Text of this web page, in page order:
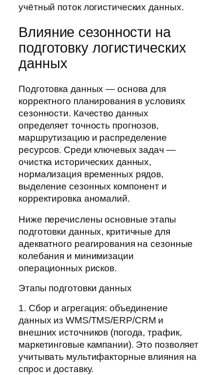
учётный поток логистических данных.
Влияние сезонности на
подготовку логистических
данных
Подготовка данных — основа для
корректного планирования в условиях
сезонности. Качество данных
определяет точность прогнозов,
маршрутизацию и распределение
ресурсов. Среди ключевых задач —
очистка исторических данных,
нормализация временных рядов,
выделение сезонных компонент и
корректировка аномалий.
Ниже перечислены основные этапы
подготовки данных, критичные для
адекватного реагирования на сезонные
колебания и минимизации
операционных рисков.
Этапы подготовки данных
1. Сбор и агрегация: объединение
данных из WMS/TMS/ERP/CRM и
внешних источников (погода, трафик,
маркетинговые кампании). Это позволяет
учитывать мультифакторные влияния на
спрос и доставку.